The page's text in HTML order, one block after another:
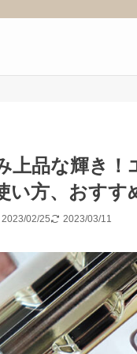
上品な輝き
い方、おすす
2023/02/25 2023/03/11